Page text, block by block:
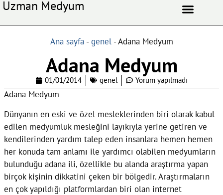
Uzman Medyum
Ana sayfa-genel-Adana Medyum
Adana Medyum
01/01/2014 genel Yorum yapılmadı
Adana Medyum
Dünyanın en eski ve özel mesleklerinden biri olarak kabul
edilen medyumluk mesleğini layıkıyla yerine getiren ve
kendilerinden yardım talep eden insanlara hemen hemen
her konuda tam anlamı ile yardımcı olabilen medyumların
bulunduğu adana ili, özellikle bu alanda araştırma yapan
birçok kişinin dikkatini çeken bir bölgedir. Araştırmaların
en çok yapıldığı platformlardan biri olan internet